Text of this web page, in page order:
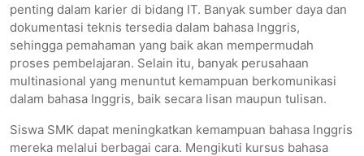
penting dalam karier di bidang IT. Banyak sumber daya dan
dokumentasi teknis tersedia dalam bahasa Inggris,
sehingga pemahaman yang baik akan mempermudah
proses pembelajaran. Selain itu, banyak perusahaan
multinasional yang menuntut kemampuan berkomunikasi
dalam bahasa Inggris, baik secara lisan maupun tulisan.
Siswa SMK dapat meningkatkan kemampuan bahasa Inggris
mereka melalui berbagai cara. Mengikuti kursus bahasa